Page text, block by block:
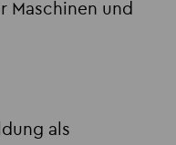
Maschinen und
als